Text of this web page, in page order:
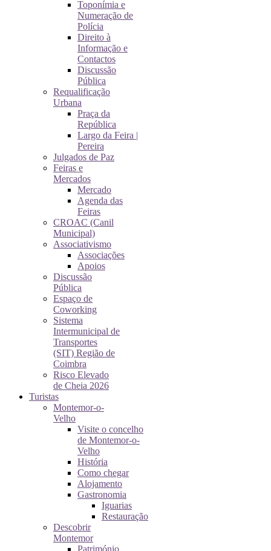
Toponímia e
Numeração de
Polícia
Direito à
Informação e
Contactos
Discussão
Pública
Requalificação
Urbana
Praça da
República
Largo da Feira |
Pereira
Julgados de Paz
Feiras e
Mercados
Mercado
Agenda das
Feiras
CROAC (Canil
Municipal)
Associativismo
Associações
Apoios
Discussão
Pública
Espaço de
Coworking
Sistema
Intermunicipal de
Transportes
(SIT) Região de
Coimbra
Risco Elevado
de Cheia 2026
Turistas
Montemor-o-
Velho
Visite o concelho
de Montemor-o-
Velho
História
Como chegar
Alojamento
Gastronomia
Iguarias
Restauração
Descobrir
Montemor
Património